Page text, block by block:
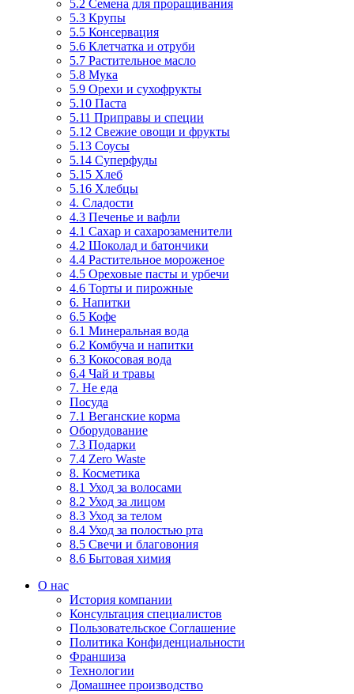
5.2 Семена для проращивания
5.3 Крупы
5.5 Консервация
5.6 Клетчатка и отруби
5.7 Растительное масло
5.8 Мука
5.9 Орехи и сухофрукты
5.10 Паста
5.11 Приправы и специи
5.12 Свежие овощи и фрукты
5.13 Соусы
5.14 Суперфуды
5.15 Хлеб
5.16 Хлебцы
4. Сладости
4.3 Печенье и вафли
4.1 Сахар и сахарозаменители
4.2 Шоколад и батончики
4.4 Растительное мороженое
4.5 Ореховые пасты и урбечи
4.6 Торты и пирожные
6. Напитки
6.5 Кофе
6.1 Минеральная вода
6.2 Комбуча и напитки
6.3 Кокосовая вода
6.4 Чай и травы
7. Не еда
Посуда
7.1 Веганские корма
Оборудование
7.3 Подарки
7.4 Zero Waste
8. Косметика
8.1 Уход за волосами
8.2 Уход за лицом
8.3 Уход за телом
8.4 Уход за полостью рта
8.5 Свечи и благовония
8.6 Бытовая химия
О нас
История компании
Консультация специалистов
Пользовательское Соглашение
Политика Конфиденциальности
Франшиза
Технологии
Домашнее производство